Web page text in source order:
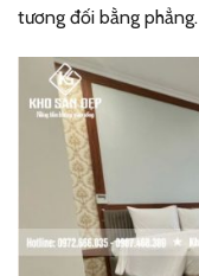
tương đối bằng phẳng.